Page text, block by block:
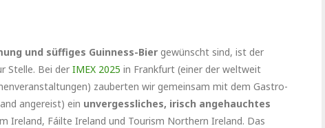
und süffiges Guinness-Bier gewünscht sind, ist der
Stelle. Bei der IMEX 2025 in Frankfurt (einer der weltweit
zauberten wir gemeinsam mit dem Gastro-
angereist) ein unvergessliches, irisch angehauchtes
Ireland, Fáilte Ireland und Tourism Northern Ireland. Das